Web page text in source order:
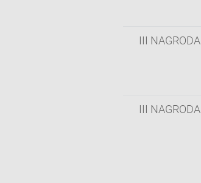
III NAGRODA
III NAGRODA